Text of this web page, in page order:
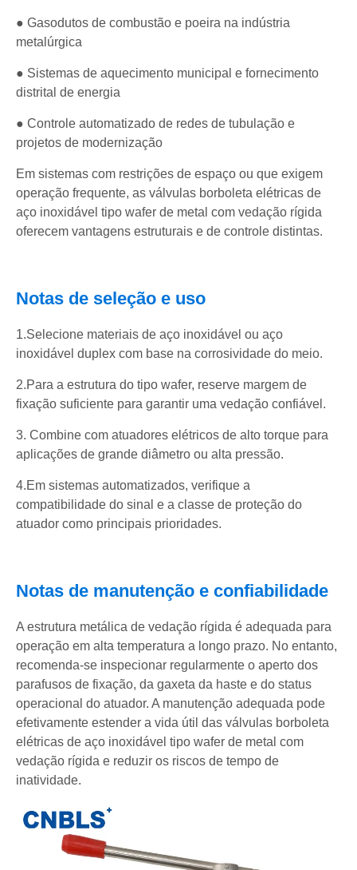
● Gasodutos de combustão e poeira na indústria
metalúrgica
● Sistemas de aquecimento municipal e fornecimento
distrital de energia
● Controle automatizado de redes de tubulação e
projetos de modernização
Em sistemas com restrições de espaço ou que exigem
operação frequente, as válvulas borboleta elétricas de
aço inoxidável tipo wafer de metal com vedação rígida
oferecem vantagens estruturais e de controle distintas.
Notas de seleção e uso
1.Selecione materiais de aço inoxidável ou aço
inoxidável duplex com base na corrosividade do meio.
2.Para a estrutura do tipo wafer, reserve margem de
fixação suficiente para garantir uma vedação confiável.
3. Combine com atuadores elétricos de alto torque para
aplicações de grande diâmetro ou alta pressão.
4.Em sistemas automatizados, verifique a
compatibilidade do sinal e a classe de proteção do
atuador como principais prioridades.
Notas de manutenção e confiabilidade
A estrutura metálica de vedação rígida é adequada para
operação em alta temperatura a longo prazo. No entanto,
recomenda-se inspecionar regularmente o aperto dos
parafusos de fixação, da gaxeta da haste e do status
operacional do atuador. A manutenção adequada pode
efetivamente estender a vida útil das válvulas borboleta
elétricas de aço inoxidável tipo wafer de metal com
vedação rígida e reduzir os riscos de tempo de
inatividade.